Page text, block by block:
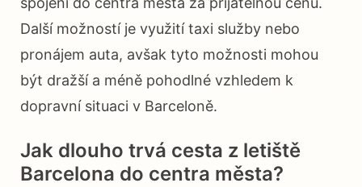
Další možností je využití taxi služby nebo
pronájem auta, avšak tyto možnosti mohou
být dražší a méně pohodlné vzhledem k
dopravní situaci v Barceloně.
Jak dlouho trvá cesta z letiště
Barcelona do centra města?